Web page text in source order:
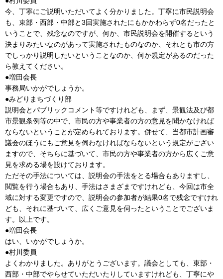
今、丁寧にご説明いただいてよく分かりました。丁寧に市民説明会
も、東部・西部・中部と3回実施されたにもかかわらず0名だったと
いうことで、残念なのですが、何か、市民説明会を開催するという
決まりみたいなのがあって実施されたものなのか、それとも市の方
でしっかり説明したいということなのか、何か規定があるのだった
ら教えてください。
●増田会長
事務局いかがでしょうか。
●みどりまちづくり部
説明会とパブリックコメント等ですけれども、まず、景観法及び都
市景観条例等の中で、市民の方や事業者の方の意見を聞かなければ
ならないということが定められております。併せて、当都市計画審
議会のほうにもご意見を伺わなければならないという規定がござい
ますので、そちらに基づいて、市民の方や事業者の方から広くご意
見を求める場を設けております。
ただその手法については、説明会の手法をとる場合もありますし、
閲覧を行う場合もあり、手法はさまざまですけれども、今回は市全
域に対する変更ですので、説明会の参加者が結果0名で残念ですけれ
ども、それに基づいて、広くご意見を伺ったということでございま
す。以上です。
●増田会長
はい、いかがでしょうか。
●村川委員
よくわかりました。ありがとうございます。議会としても、東部・
西部・中部でやらせていただいたりしていますけれども、丁寧にや